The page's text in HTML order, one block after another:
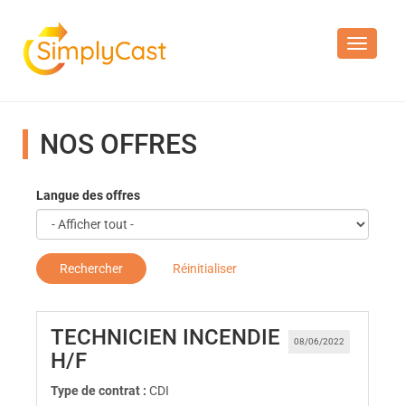
Toggle
NOS OFFRES
Langue des offres
Rechercher Réinitialiser
08/06/2022
TECHNICIEN INCENDIE
H/F(Nouvelle fenêtre)
Type de contrat : CDI